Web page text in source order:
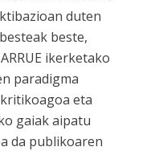
duten
beste,
ikerketako
paradigma
eta
gaiak aipatu
da publikoaren